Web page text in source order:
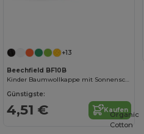
+13
Beechfield BF10B
Kinder Baumwollkappe mit Sonnenschutz
Günstigste:
4,51 € Kaufen
Organic
Cotton